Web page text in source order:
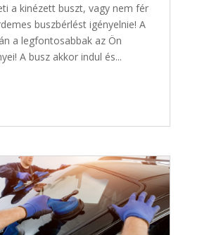
a kinézett buszt, vagy nem fér
buszbérlést igényelnie! A
a legfontosabbak az Ön
A busz akkor indul és...